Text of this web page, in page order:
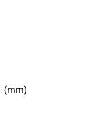
(mm)